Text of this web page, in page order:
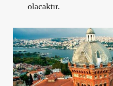
olacaktır.